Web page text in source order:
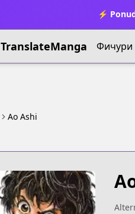
⚡
TranslateManga Фичури
Ao Ashi